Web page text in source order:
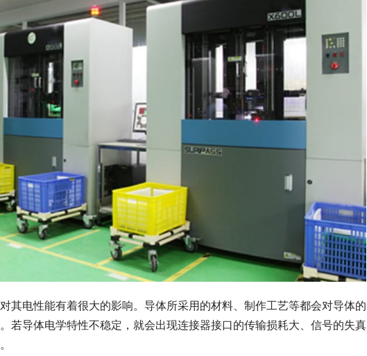
其电性能有着很大的影响。导体所采用的材料、制作工艺等都会对导体的
若导体电学特性不稳定，就会出现连接器接口的传输损耗大、信号的失真